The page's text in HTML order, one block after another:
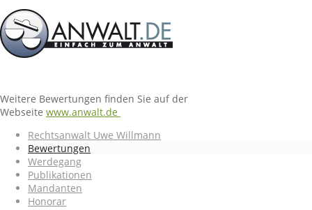
Weitere Bewertungen finden Sie auf der
Webseite www.anwalt.de
Rechtsanwalt Uwe Willmann
Bewertungen
Werdegang
Publikationen
Mandanten
Honorar